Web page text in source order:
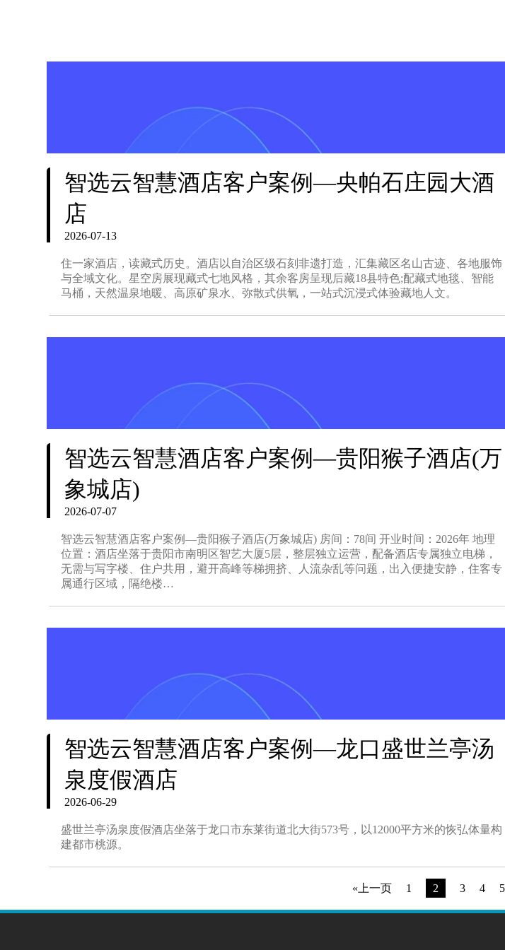
智选云智慧酒店客户案例—央帕石庄园大酒
店
2026-07-13
住一家酒店，读藏式历史。酒店以自治区级石刻非遗打造，汇集藏区名山古迹、各地服饰
与全域文化。星空房展现藏式七地风格，其余客房呈现后藏18县特色;配藏式地毯、智能
马桶，天然温泉地暖、高原矿泉水、弥散式供氧，一站式沉浸式体验藏地人文。
智选云智慧酒店客户案例—贵阳猴子酒店(万
象城店)
2026-07-07
智选云智慧酒店客户案例—贵阳猴子酒店(万象城店) 房间：78间 开业时间：2026年 地理
位置：酒店坐落于贵阳市南明区智艺大厦5层，整层独立运营，配备酒店专属独立电梯，
无需与写字楼、住户共用，避开高峰等梯拥挤、人流杂乱等问题，出入便捷安静，住客专
属通行区域，隔绝楼…
智选云智慧酒店客户案例—龙口盛世兰亭汤
泉度假酒店
2026-06-29
盛世兰亭汤泉度假酒店坐落于龙口市东莱街道北大街573号，以12000平方米的恢弘体量构
建都市桃源。
«上一页 1 2 3 4 5